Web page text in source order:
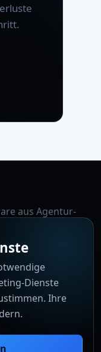
aus Agentur-
Über Mich
Dienste
Ihre